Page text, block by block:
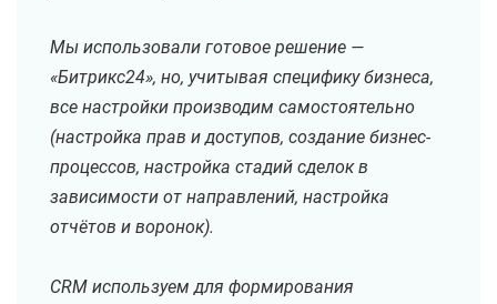
Мы использовали готовое решение —
«Битрикс24», но, учитывая специфику бизнеса,
все настройки производим самостоятельно
(настройка прав и доступов, создание бизнес-
процессов, настройка стадий сделок в
зависимости от направлений, настройка
отчётов и воронок).
CRM используем для формирования